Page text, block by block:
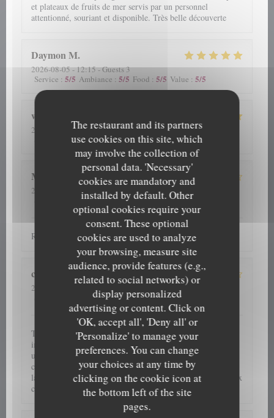
The restaurant and its partners
use cookies on this site, which
may involve the collection of
personal data. 'Necessary'
cookies are mandatory and
installed by default. Other
optional cookies require your
consent. These optional
cookies are used to analyze
your browsing, measure site
audience, provide features (e.g.,
related to social networks) or
display personalized
advertising or content. Click on
'OK, accept all', 'Deny all' or
'Personalize' to manage your
preferences. You can change
your choices at any time by
clicking on the cookie icon at
the bottom left of the site
pages.
et plateaux de fruits de mer servis par un personnel
attentionné, souriant et disponible. Très belle découverte
DaymonM
2026-08-05- 12:15 - Guests 3
Service : 5/5 Ambiance : 5/5 Food : 5/5 Value : 5/5
wilfried
2026-08-03
- 19:00 - Guests 2
/5 Ambiance:4 /5 Food: 5/5 Value:4/5
Marc
2026-08-04
- 19:00 - Guests 2
Ambiance: 5/5 Food:4/5 Value:
Restaurant a recommander. Accueil service choix au top.
corine M
2026-08-02
- 19:30 - Guests 3
Ambiance:4/5 Food:5/5 Value
Toujours aussi bon. Excellent rapport qualité prix. Service
impeccable. Petit hic, nous avions réservé et nous avons eu
une table en terrasse, beaucoup moins sympa au niveau
cadre....et surtout beaucoup plus bruyant avec la ducasse sur
la place. Pas grave on reviendra hors saison. Un top chef aux
cuisinier.éres.....